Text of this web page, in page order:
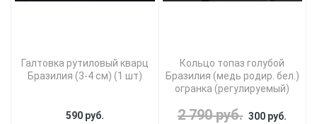
Галтовка рутиловый кварц
Бразилия (3-4 см) (1 шт)
590 руб.
Кольцо топаз голубой
Бразилия (медь родир. бел.)
огранка (регулируемый)
2 790 руб. 300 руб.